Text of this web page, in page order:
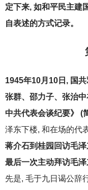
定下来, 如和平民主建
自表述的方式记录。
1945年10月10日, 国共
张群、邵力子、张治
中共代表会谈纪要》 (
泽东下楼, 和在场的代
蒋介石到桂园回访毛
最后一次主动拜访毛泽
先是, 毛于九日谒公辞